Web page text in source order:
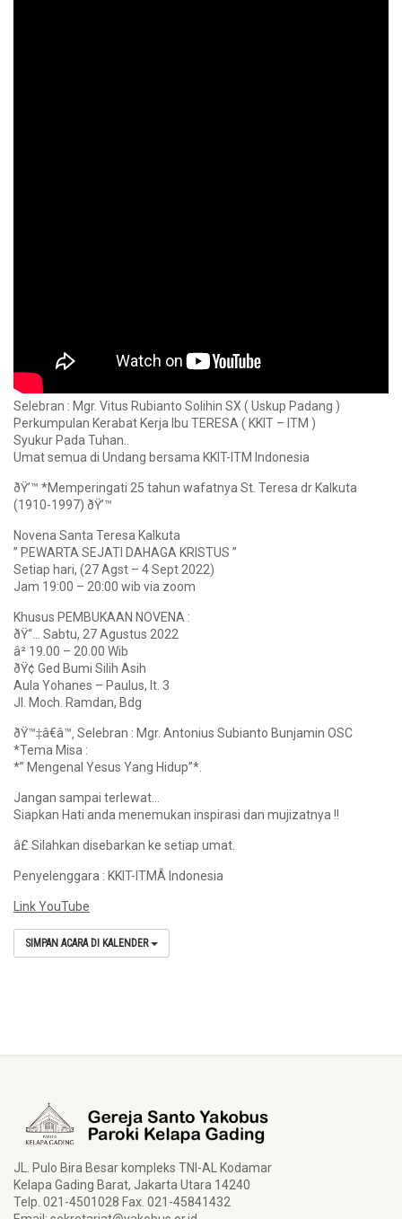
Selebran : Mgr. Vitus Rubianto Solihin SX ( Uskup Padang )
Perkumpulan Kerabat Kerja Ibu TERESA ( KKIT – ITM )
Syukur Pada Tuhan..
Umat semua di Undang bersama KKIT-ITM Indonesia
ðŸ’™ *Memperingati 25 tahun wafatnya St. Teresa dr Kalkuta
(1910-1997) ðŸ’™
Novena Santa Teresa Kalkuta
” PEWARTA SEJATI DAHAGA KRISTUS ”
Setiap hari, (27 Agst – 4 Sept 2022)
Jam 19:00 – 20:00 wib via zoom
Khusus PEMBUKAAN NOVENA :
ðŸ“… Sabtu, 27 Agustus 2022
â² 19.00 – 20.00 Wib
ðŸ¢ Ged Bumi Silih Asih
Aula Yohanes – Paulus, lt. 3
Jl. Moch. Ramdan, Bdg
ðŸ™‡â€â™‚ Selebran : Mgr. Antonius Subianto Bunjamin OSC
*Tema Misa :
*” Mengenal Yesus Yang Hidup”*.
Jangan sampai terlewat…
Siapkan Hati anda menemukan inspirasi dan mujizatnya !!
â£ Silahkan disebarkan ke setiap umat.
Penyelenggara : KKIT-ITMÂ Indonesia
Link YouTube
SIMPAN ACARA DI KALENDER
JL. Pulo Bira Besar kompleks TNI-AL Kodamar
Kelapa Gading Barat, Jakarta Utara 14240
Telp. 021-4501028 Fax. 021-45841432